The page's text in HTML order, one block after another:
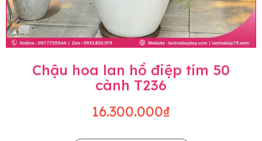
Chậu hoa lan hồ điệp tím 50
cành T236
16.300.000₫